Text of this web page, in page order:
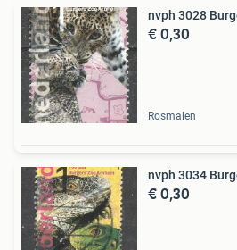
nvph 3028
€ 0,30
Rosmalen
nvph 3034
€ 0,30